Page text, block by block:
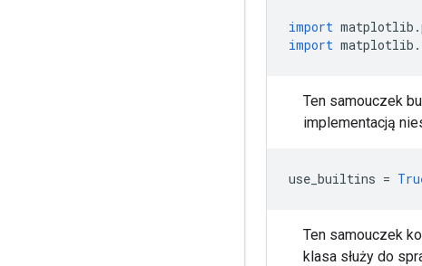
import matplotlib .
import matplotlib .
Ten samouczek
implementacją
use_builtins =
Ten samouczek
klasa służy do